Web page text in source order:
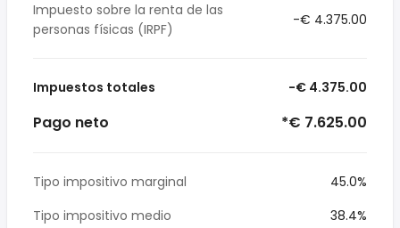
Impuesto sobre la renta de las
personas físicas (IRPF)
-€ 4.375.00
Impuestos totales -€ 4.375.00
Pago neto *€ 7.625.00
Tipo impositivo marginal
45.0%
Tipo impositivo medio
38.4%